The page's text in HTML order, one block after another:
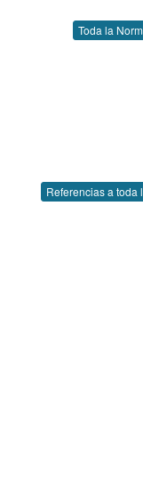
Toda la
Referencias a toda